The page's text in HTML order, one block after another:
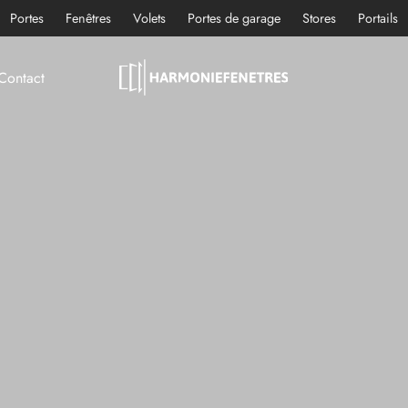
Portes Fenêtres Volets Portes de garage Stores Portails